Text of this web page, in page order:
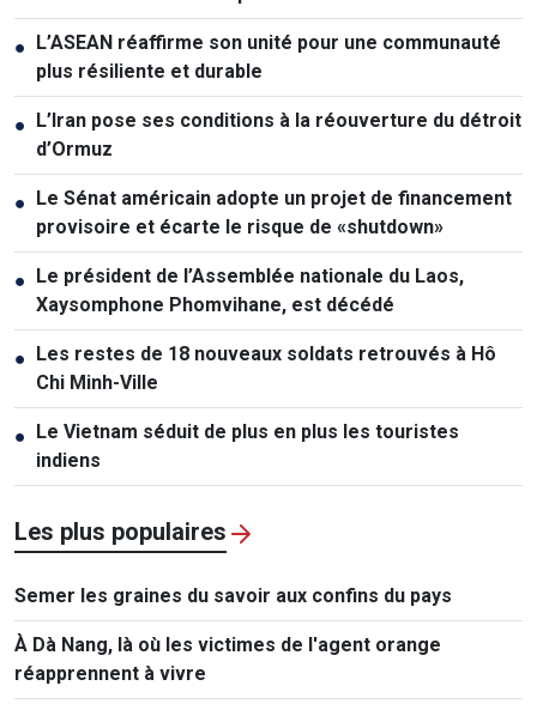
●
L’ASEAN réaffirme son unité pour une communauté
plus résiliente et durable
●
L’Iran pose ses conditions à la réouverture du détroit
d’Ormuz
●
Le Sénat américain adopte un projet de financement
provisoire et écarte le risque de «shutdown»
●
Le président de l’Assemblée nationale du Laos,
Xaysomphone Phomvihane, est décédé
●
Les restes de 18 nouveaux soldats retrouvés à Hô
Chi Minh-Ville
●
Le Vietnam séduit de plus en plus les touristes
indiens
Les plus populaires
Semer les graines du savoir aux confins du pays
À Dà Nang, là où les victimes de l'agent orange
réapprennent à vivre